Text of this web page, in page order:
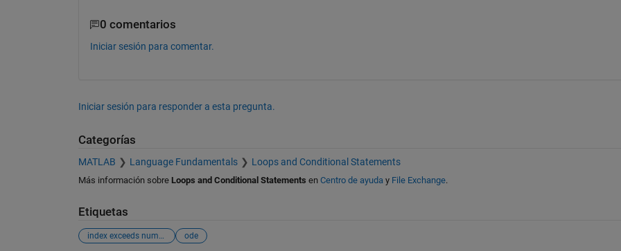
0 comentarios
Iniciar sesión para comentar.
Iniciar sesión para responder a esta pregunta.
Categorías
MATLAB Language Fundamentals Loops and Conditional Statements
Más información sobre Loops and Conditional Statements en Centro de ayuday File Exchange.
Etiquetas
index exceeds number of arrays error (1) ode